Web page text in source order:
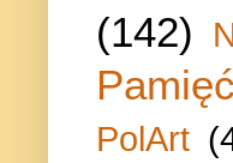
(142)
Pamięć
PolArt